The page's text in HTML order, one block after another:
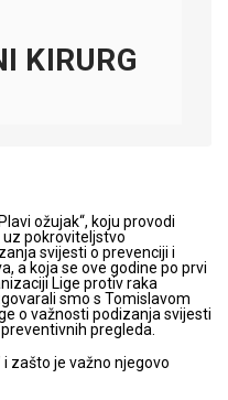
KIRURG
ožujak“, koju provodi
pokroviteljstvo
svijesti o prevenciji i
a koja se ove godine po prvi
Lige protiv raka
smo s Tomislavom
o važnosti podizanja svijesti
pregleda.
i zašto je važno njegovo